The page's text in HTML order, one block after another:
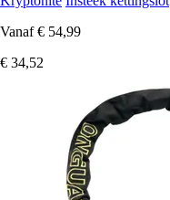
Vanaf € 54,99
€ 34,52